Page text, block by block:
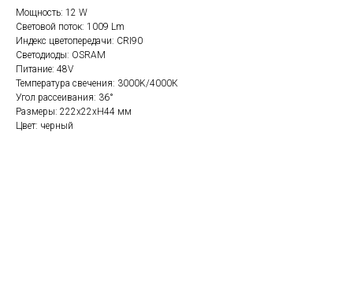
Мощность: 12 W
Световой поток: 1009 Lm
Индекс цветопередачи: CRI90
Светодиоды: OSRAM
Питание: 48V
Температура свечения: 3000K/4000К
Угол рассеивания: 36°
Размеры: 222х22хH44 мм
Цвет: черный